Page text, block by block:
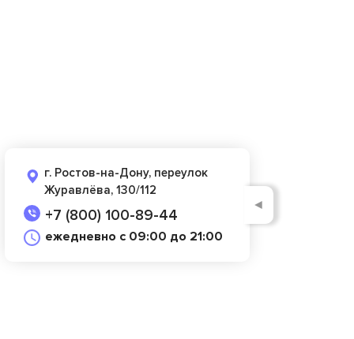
г. Ростов-на-Дону, переулок
Журавлёва, 130/112
+7 (800) 100-89-44
ежедневно с 09:00 до 21:00
◄